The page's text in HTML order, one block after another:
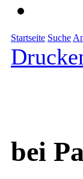
Startseite Suche
bei